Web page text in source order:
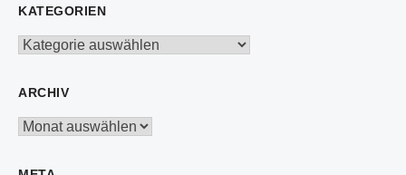
KATEGORIEN
Kategorien
ARCHIV
Archiv